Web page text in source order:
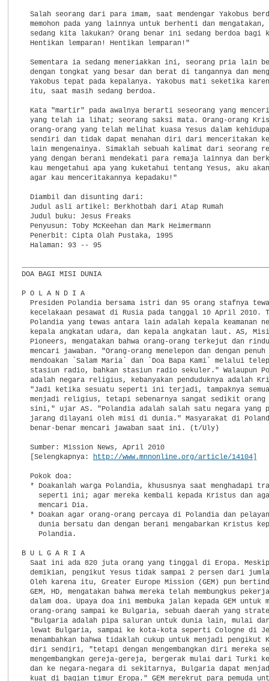
Salah seorang dari para imam, saat mendengar Yakobus
memohon pada yang lainnya untuk berhenti dan mengatakan,
sedang kita lakukan? Orang benar ini sedang berdoa bagi
  Hentikan lemparan! Hentikan lemparan!"
Sementara ia sedang meneriakkan ini, seorang pria lain
dengan tongkat yang besar dan berat di tangannya dan
Yakobus tepat pada kepalanya. Yakobus mati seketika
  itu, saat masih sedang berdoa.
Kata "martir" pada awalnya berarti seseorang yang
yang telah ia lihat; seorang saksi mata. Orang-orang
orang-orang yang telah melihat kuasa Yesus dalam
sendiri dan tidak dapat menahan diri dari menceritakan
lain mengenainya. Simaklah sebuah kalimat dari seorang
yang dengan berani mendekati para remaja lainnya dan
kau mengetahui apa yang kuketahui tentang Yesus, aku
  agar kau menceritakannya kepadaku!"
  Diambil dan disunting dari:
  Judul asli artikel: Berkhotbah dari Atap Rumah
  Judul buku: Jesus Freaks
  Penyusun: Toby McKeehan dan Mark Heimermann
  Penerbit: Cipta Olah Pustaka, 1995
  Halaman: 93 -- 95
DOA BAGI MISI DUNIA
P O L A N D I A
Presiden Polandia bersama istri dan 95 orang stafnya
kecelakaan pesawat di Rusia pada tanggal 10 April 2010.
Polandia yang tewas antara lain adalah kepala keamanan
kepala angkatan udara, dan kepala angkatan laut. AS,
Pioneers, mengatakan bahwa orang-orang terkejut dan
mencari jawaban. "Orang-orang menelepon dan dengan penuh
mendoakan `Salam Maria` dan `Doa Bapa Kami` melalui
stasiun radio, bahkan stasiun radio sekuler." Walaupun
adalah negara religius, kebanyakan penduduknya adalah
"Jadi ketika sesuatu seperti ini terjadi, tampaknya
menjadi religius, tetapi sebenarnya sangat sedikit orang
sini," ujar AS. "Polandia adalah salah satu negara yang
jarang dilayani oleh misi di dunia." Masyarakat di
  benar-benar mencari jawaban saat ini. (t/Uly)
  Sumber: Mission News, April 2010
  [Selengkapnya:
http://www.mnnonline.org/article/14104]
  Pokok doa:
* Doakanlah warga Polandia, khususnya saat menghadapi
seperti ini; agar mereka kembali kepada Kristus dan
    mencari Dia.
* Doakan agar orang-orang percaya di Polandia dan
dunia bersatu dan dengan berani mengabarkan Kristus
    Polandia.
B U L G A R I A
Saat ini ada 820 juta orang yang tinggal di Eropa.
demikian, pengikut Yesus tidak sampai 2 persen dari
Oleh karena itu, Greater Europe Mission (GEM) pun
GEM, HD, mengatakan bahwa mereka telah membungkus
dalam doa. Upaya doa ini membuka jalan kepada GEM untuk
orang-orang sampai ke Bulgaria, sebuah daerah yang
"Bulgaria adalah pipa saluran untuk dunia lain, mulai
lewat Bulgaria, sampai ke kota-kota seperti Cologne di
menambahkan bahwa tidaklah cukup untuk menjadi pengikut
diri sendiri, "tetapi dengan mengembangkan diri mereka
mengembangkan gereja-gereja, bergerak mulai dari Turki
dan ke negara-negara di sekitarnya, Bulgaria dapat
kuat di bagian timur Eropa." GEM merekrut para pemuda